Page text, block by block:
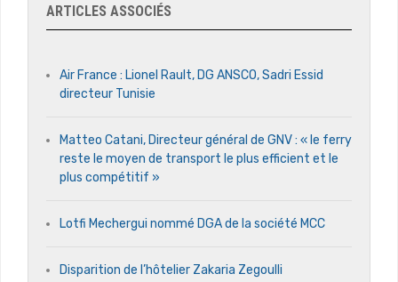
ARTICLES ASSOCIÉS
Air France : Lionel Rault, DG ANSCO, Sadri Essid
directeur Tunisie
Matteo Catani, Directeur général de GNV : « le ferry
reste le moyen de transport le plus efficient et le
plus compétitif »
Lotfi Mechergui nommé DGA de la société MCC
Disparition de l’hôtelier Zakaria Zegoulli